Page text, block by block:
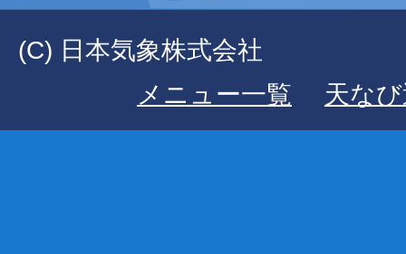
(C) 日本気象株式会社
メニュー一覧
天な